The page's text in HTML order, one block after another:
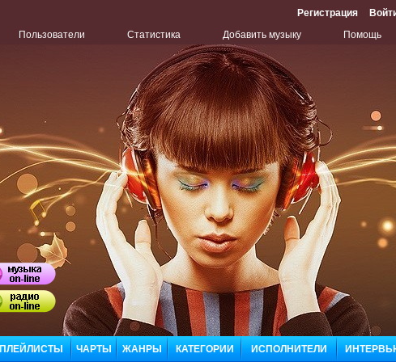
Регистрация
Пользователи Статистика Добавить музыку Помощь
ПЛЕЙЛИСТЫ ЧАРТЫ ЖАНРЫ КАТЕГОРИИ ИСПОЛНИТЕЛИ